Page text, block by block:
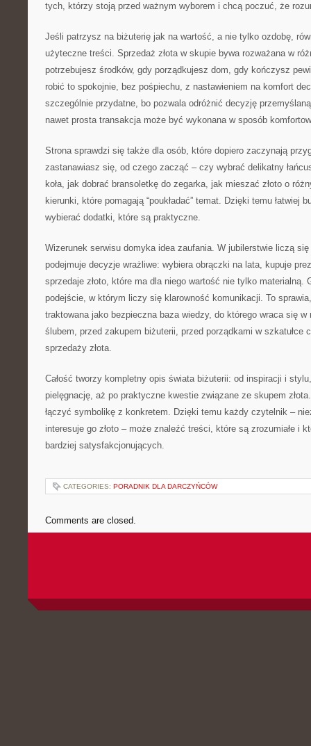
tych, którzy stoją przed ważnym wyborem i chcą poczuć, że
Jeśli patrzysz na biżuterię jak na wartość, a nie tylko ozdobę,
użyteczne treści. Sprzedaż złota w skupie bywa rozważana w
potrzebujesz środków, gdy porządkujesz dom, gdy kończysz
robić to spokojnie, bez pośpiechu, z nastawieniem na komfort
szczególnie przydatne, bo pozwala odróżnić decyzję
nawet prosta transakcja może być wykonana w sposób
Strona sprawdzi się także dla osób, które dopiero zaczynają
zastanawiasz się, od czego zacząć – czy wybrać delikatny
koła, jak dobrać bransoletkę do zegarka, jak mieszać złoto o
kierunki, które pomagają “poukładać” temat. Dzięki temu łatwiej
wybierać dodatki, które są praktyczne.
Wizerunek serwisu domyka idea zaufania. W jubilerstwie liczą
podejmuje decyzje wrażliwe: wybiera obrączki na lata, kupuje
sprzedaje złoto, które ma dla niego wartość nie tylko materialną.
podejście, w którym liczy się klarowność komunikacji. To
traktowana jako bezpieczna baza wiedzy, do którego wraca się
ślubem, przed zakupem biżuterii, przed porządkami w szkatułce
sprzedaży złota.
Całość tworzy kompletny opis świata biżuterii: od inspiracji i
pielęgnację, aż po praktyczne kwestie związane ze skupem
łączyć symbolikę z konkretem. Dzięki temu każdy czytelnik –
interesuje go złoto – może znaleźć treści, które są zrozumiałe i
bardziej satysfakcjonujących.
CATEGORIES: PORADNIK DLA DARCZYŃCÓW
Comments are closed.